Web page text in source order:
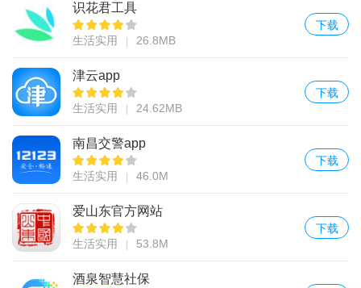
识花君工具
生活实用 26.8MB
下载
津云app
生活实用 24.62MB
下载
南昌交警app
生活实用 46.0M
下载
爱山东官方网站
生活实用 53.8M
下载
酒泉智慧社保